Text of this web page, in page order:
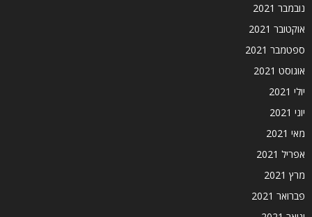
נובמבר 2021
אוקטובר 2021
ספטמבר 2021
אוגוסט 2021
יולי 2021
יוני 2021
מאי 2021
אפריל 2021
מרץ 2021
פברואר 2021